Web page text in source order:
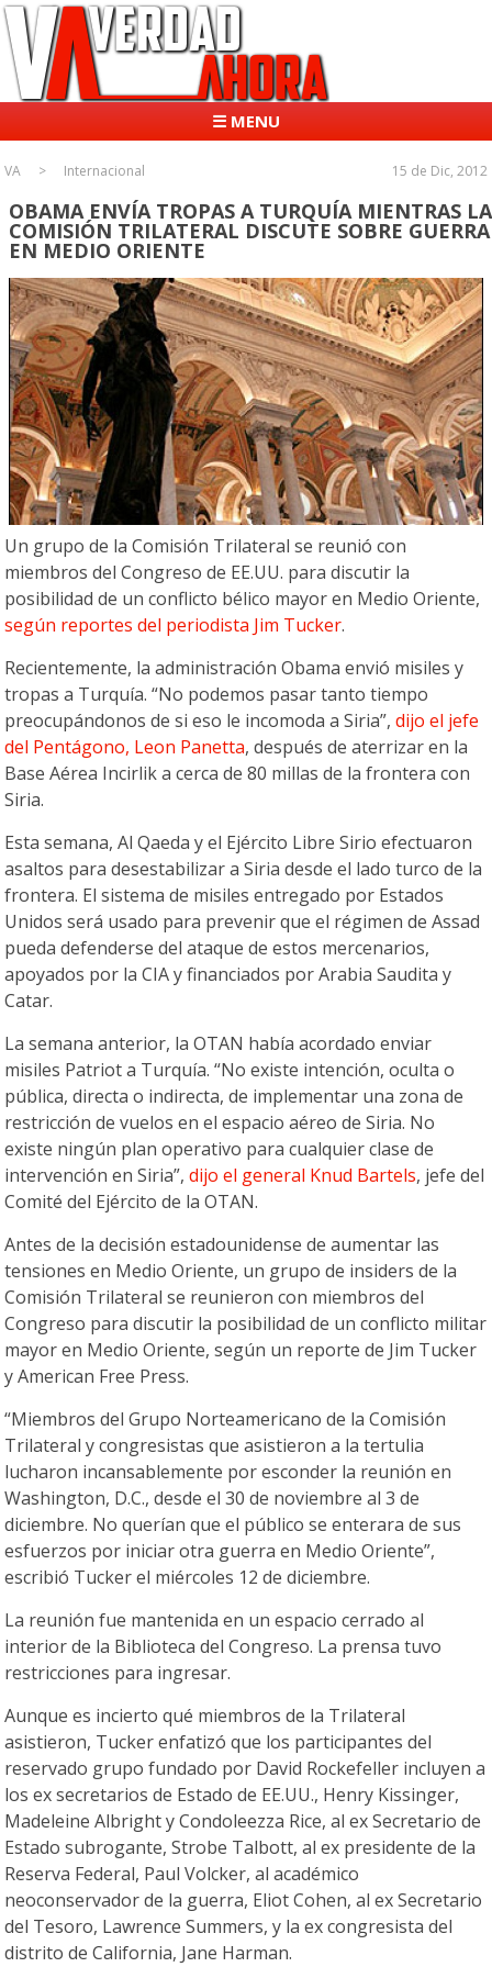
☰ MENU
VA Internacional 15 de Dic, 2012
OBAMA ENVÍA TROPAS A TURQUÍA MIENTRAS LA
COMISIÓN TRILATERAL DISCUTE SOBRE GUERRA
EN MEDIO ORIENTE
Un grupo de la Comisión Trilateral se reunió con
miembros del Congreso de EE.UU. para discutir la
posibilidad de un conflicto bélico mayor en Medio Oriente,
según reportes del periodista Jim Tucker.
Recientemente, la administración Obama envió misiles y
tropas a Turquía. “No podemos pasar tanto tiempo
preocupándonos de si eso le incomoda a Siria”,dijo el jefe
del Pentágono, Leon Panetta, después de aterrizar en la
Base Aérea Incirlik a cerca de 80 millas de la frontera con
Siria.
Esta semana, Al Qaeda y el Ejército Libre Sirio efectuaron
asaltos para desestabilizar a Siria desde el lado turco de la
frontera. El sistema de misiles entregado por Estados
Unidos será usado para prevenir que el régimen de Assad
pueda defenderse del ataque de estos mercenarios,
apoyados por la CIA y financiados por Arabia Saudita y
Catar.
La semana anterior, la OTAN había acordado enviar
misiles Patriot a Turquía. “No existe intención, oculta o
pública, directa o indirecta, de implementar una zona de
restricción de vuelos en el espacio aéreo de Siria. No
existe ningún plan operativo para cualquier clase de
intervención en Siria”,dijo el general Knud Bartels, jefe del
Comité del Ejército de la OTAN.
Antes de la decisión estadounidense de aumentar las
tensiones en Medio Oriente, un grupo de insiders de la
Comisión Trilateral se reunieron con miembros del
Congreso para discutir la posibilidad de un conflicto militar
mayor en Medio Oriente, según un reporte de Jim Tucker
y American Free Press.
“Miembros del Grupo Norteamericano de la Comisión
Trilateral y congresistas que asistieron a la tertulia
lucharon incansablemente por esconder la reunión en
Washington, D.C., desde el 30 de noviembre al 3 de
diciembre. No querían que el público se enterara de sus
esfuerzos por iniciar otra guerra en Medio Oriente”,
escribió Tucker el miércoles 12 de diciembre.
La reunión fue mantenida en un espacio cerrado al
interior de la Biblioteca del Congreso. La prensa tuvo
restricciones para ingresar.
Aunque es incierto qué miembros de la Trilateral
asistieron, Tucker enfatizó que los participantes del
reservado grupo fundado por David Rockefeller incluyen a
los ex secretarios de Estado de EE.UU., Henry Kissinger,
Madeleine Albright y Condoleezza Rice, al ex Secretario de
Estado subrogante, Strobe Talbott, al ex presidente de la
Reserva Federal, Paul Volcker, al académico
neoconservador de la guerra, Eliot Cohen, al ex Secretario
del Tesoro, Lawrence Summers, y la ex congresista del
distrito de California, Jane Harman.